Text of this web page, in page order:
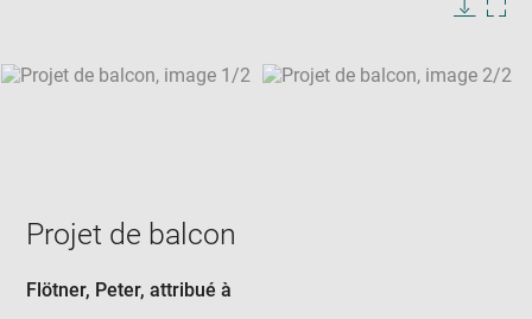
in
SKIP IMAGE CAROUSEL
Projet de balcon
Flötner, Peter, attribué à